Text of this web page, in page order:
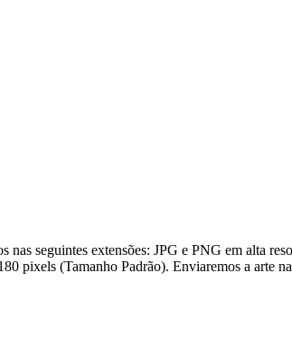
seguintes extensões: JPG e PNG em alta
pixels (Tamanho Padrão). Enviaremos a arte